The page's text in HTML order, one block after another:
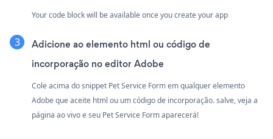
Your code block will be available once you create your app
Adicione ao elemento html ou código de
incorporação no editor Adobe
Cole acima do snippet Pet Service Form em qualquer elemento
Adobe que aceite html ou um código de incorporação. salve, veja a
página ao vivo e seu Pet Service Form aparecerá!